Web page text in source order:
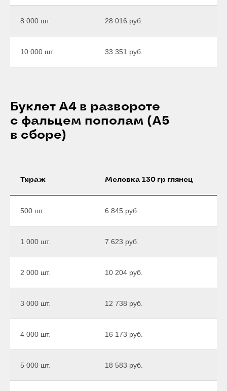
8 000 шт. 28 016 руб.
10 000 шт. 33 351 руб.
Буклет А4 в развороте
с фальцем пополам (А5
в сборе)
Тираж Меловка 130 гр глянец
500 шт. 6 845 руб.
1 000 шт. 7 623 руб.
2 000 шт. 10 204 руб.
3 000 шт. 12 738 руб.
4 000 шт. 16 173 руб.
5 000 шт. 18 583 руб.